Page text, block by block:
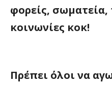
φορείς, σωματεία,
κοινωνίες κοκ!
Πρέπει όλοι να